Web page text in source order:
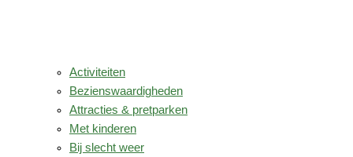
Activiteiten
Bezienswaardigheden
Attracties & pretparken
Met kinderen
Bij slecht weer